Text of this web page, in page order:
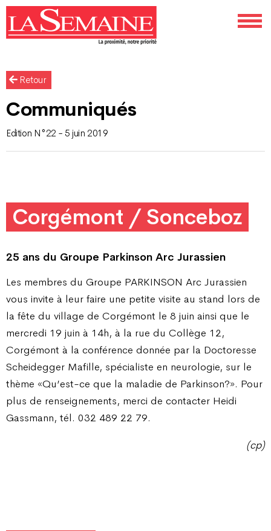
Retour
Communiqués
Edition N°22 - 5 juin 2019
Corgémont / Sonceboz
25 ans du Groupe Parkinson Arc Jurassien
Les membres du Groupe PARKINSON Arc Jurassien
vous invite à leur faire une petite visite au stand lors de
la fête du village de Corgémont le 8 juin ainsi que le
mercredi 19 juin à 14h, à la rue du Collège 12,
Corgémont à la conférence donnée par la Doctoresse
Scheidegger Mafille, spécialiste en neurologie, sur le
thème «Qu’est-ce que la maladie de Parkinson?». Pour
plus de renseignements, merci de contacter Heidi
Gassmann, tél. 032 489 22 79.
(cp)